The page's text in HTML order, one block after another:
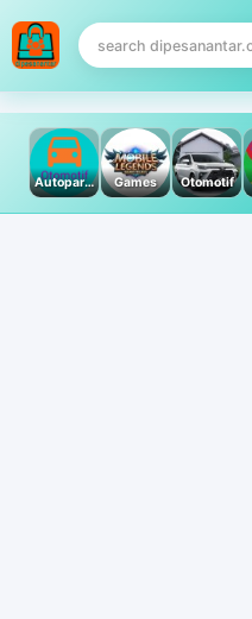
Autoparts Games Otomotif